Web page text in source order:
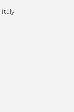
Italy